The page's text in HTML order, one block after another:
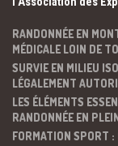
RANDONNÉE EN
MÉDICALE LOIN DE
SURVIE EN MILIEU
LÉGALEMENT
LES ÉLÉMENTS
RANDONNÉE EN
FORMATION SPORT :